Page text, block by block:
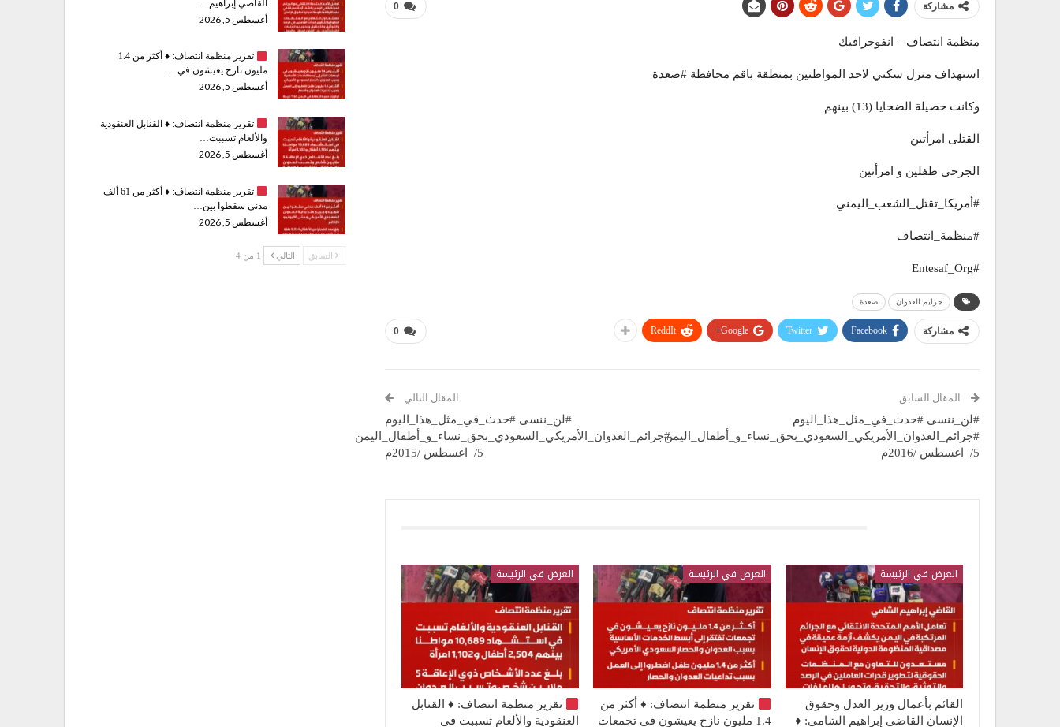
0 مشاركة
منظمة انتصاف – انفوجرافيك
استهداف منزل سكني لاحد المواطنين بمنطقة باقم محافظة #صعدة
وكانت حصيلة الضحايا (13) بينهم
القتلى امرأتين
الجرحى طفلين و امرأتين
#أمريكا_تقتل_الشعب_اليمني
#منظمة_انتصاف
#Entesaf_Org
جرايم العدوان صعدة
0 مشاركة Facebook
Twitter
Google+
ReddIt
المقال السابق
#لن_ننسى #حدث_في_مثل_هذا_اليوم
#جرائم_العدوان_الأمريكي_السعودي_بحق_نساء_و_أطفال_اليمن
5/ اغسطس /2016م
المقال التالي
#لن_ننسى #حدث_في_مثل_هذا_اليوم
#جرائم_العدوان_الأمريكي_السعودي_بحق_نساء_و_أطفال_اليمن
5/ اغسطس /2015م
العرض في الرئيسة
القائم بأعمال وزير العدل وحقوق
الإنسان القاضي إبراهيم الشامي: ♦️
العرض في الرئيسة
تقرير منظمة انتصاف: ♦️ أكثر من
1.4 مليون نازح يعيشون في تجمعات
العرض في الرئيسة
تقرير منظمة انتصاف: ♦️القنابل
العنقودية والألغام تسببت في
القاضي إبراهيم…
أغسطس 5, 2026
تقرير منظمة انتصاف: ♦️
أكثر من 1.4
مليون نازح يعيشون في…
أغسطس 5, 2026
تقرير منظمة انتصاف: ♦️القنابل العنقودية
والألغام تسببت…
أغسطس 5, 2026
تقرير منظمة انتصاف: ♦️
أكثر من 61 ألف
مدني سقطوا بين…
أغسطس 5, 2026
السابق التالي 1 من 4